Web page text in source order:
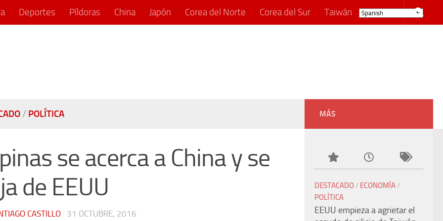
Deportes Píldoras China Japón Corea del Norte Corea del Sur Taiwán
/ POLÍTICA
se acerca a China y se
de EEUU
CASTILLO · 31 OCTUBRE, 2016
MÁS
DESTACADO / ECONOMÍA/
POLÍTICA
EEUU empieza a agrietar el